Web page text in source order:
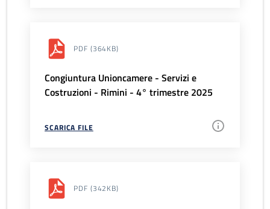
PDF (364KB)
Congiuntura Unioncamere - Servizi e
Costruzioni - Rimini - 4° trimestre 2025
SCARICA FILE
PDF (342KB)